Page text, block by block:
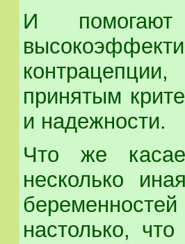
И
принятым
и надежности.
Что же
несколько
настолько,